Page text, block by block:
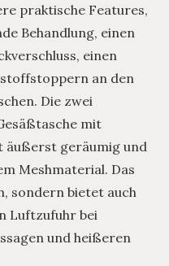
praktische Features,
Behandlung, einen
einen
an den
Die zwei
mit
äußerst geräumig und
Meshmaterial. Das
sondern bietet auch
Luftzufuhr bei
und heißeren